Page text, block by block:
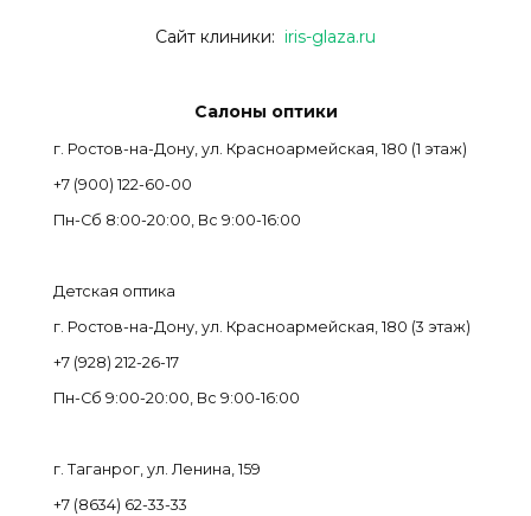
Сайт клиники: iris-glaza.ru
Салоны оптики
г. Ростов-на-Дону, ул. Красноармейская, 180 (1 этаж)
+7 (900) 122-60-00
Пн-Cб 8:00-20:00, Вс 9:00-16:00
Детская оптика
г. Ростов-на-Дону, ул. Красноармейская, 180 (3 этаж)
+7 (928) 212-26-17
Пн-Cб 9:00-20:00, Вс 9:00-16:00
г. Таганрог, ул. Ленина, 159
+7 (8634) 62-33-33